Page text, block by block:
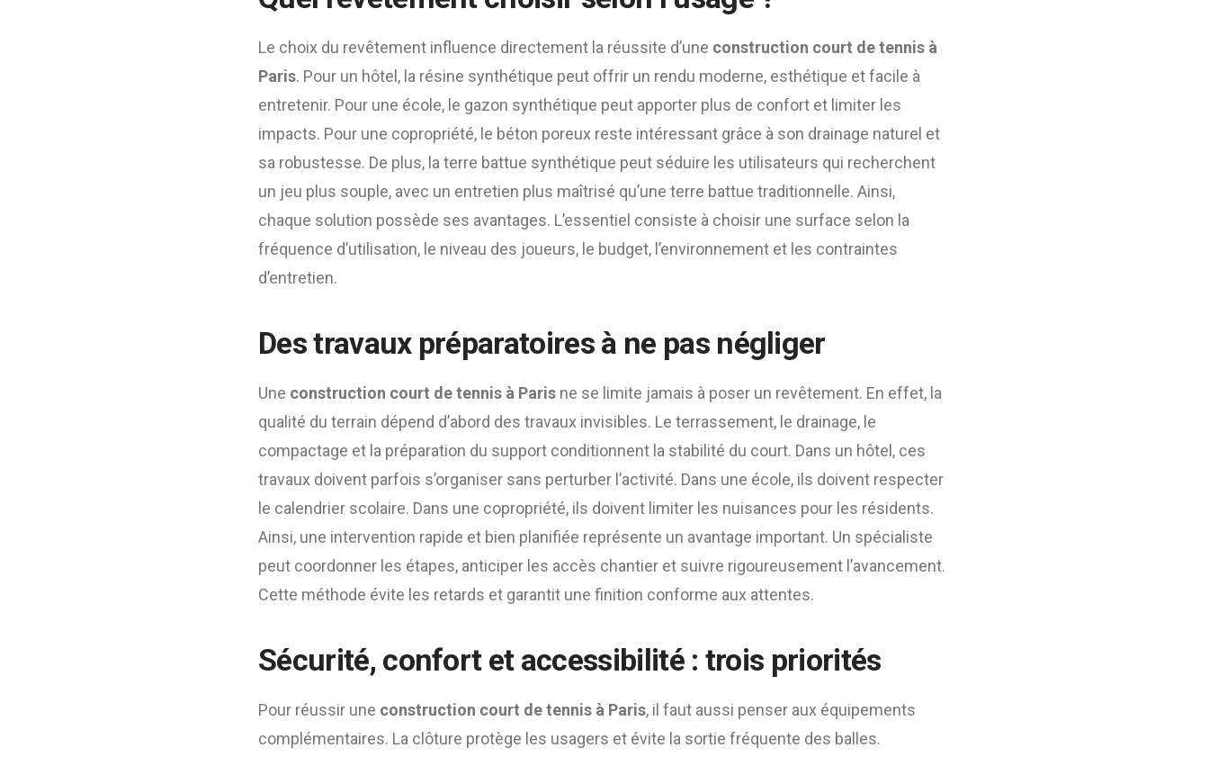
Le choix du revêtement influence directement la réussite d’une construction court de tennis à
Paris. Pour un hôtel, la résine synthétique peut offrir un rendu moderne, esthétique et facile à
entretenir. Pour une école, le gazon synthétique peut apporter plus de confort et limiter les
impacts. Pour une copropriété, le béton poreux reste intéressant grâce à son drainage naturel et
sa robustesse. De plus, la terre battue synthétique peut séduire les utilisateurs qui recherchent
un jeu plus souple, avec un entretien plus maîtrisé qu’une terre battue traditionnelle. Ainsi,
chaque solution possède ses avantages. L’essentiel consiste à choisir une surface selon la
fréquence d’utilisation, le niveau des joueurs, le budget, l’environnement et les contraintes
d’entretien.
Des travaux préparatoires à ne pas négliger
Une construction court de tennis à Paris ne se limite jamais à poser un revêtement. En effet, la
qualité du terrain dépend d’abord des travaux invisibles. Le terrassement, le drainage, le
compactage et la préparation du support conditionnent la stabilité du court. Dans un hôtel, ces
travaux doivent parfois s’organiser sans perturber l’activité. Dans une école, ils doivent respecter
le calendrier scolaire. Dans une copropriété, ils doivent limiter les nuisances pour les résidents.
Ainsi, une intervention rapide et bien planifiée représente un avantage important. Un spécialiste
peut coordonner les étapes, anticiper les accès chantier et suivre rigoureusement l’avancement.
Cette méthode évite les retards et garantit une finition conforme aux attentes.
Sécurité, confort et accessibilité : trois priorités
Pour réussir une construction court de tennis à Paris, il faut aussi penser aux équipements
complémentaires. La clôture protège les usagers et évite la sortie fréquente des balles.